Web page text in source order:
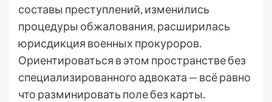
составы преступлений, изменились
процедуры обжалования, расширилась
юрисдикция военных прокуроров.
Ориентироваться в этом пространстве без
специализированного адвоката — всё равно
что разминировать поле без карты.